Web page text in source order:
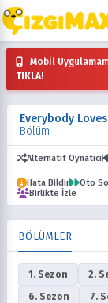
Mobil
TIKLA!
Everybody
Bölüm
Alternatif Oynatıcı
Hata Bildir Oto
Birlikte İzle
BÖLÜMLER
1. Sezon 2.
6. Sezon
7.